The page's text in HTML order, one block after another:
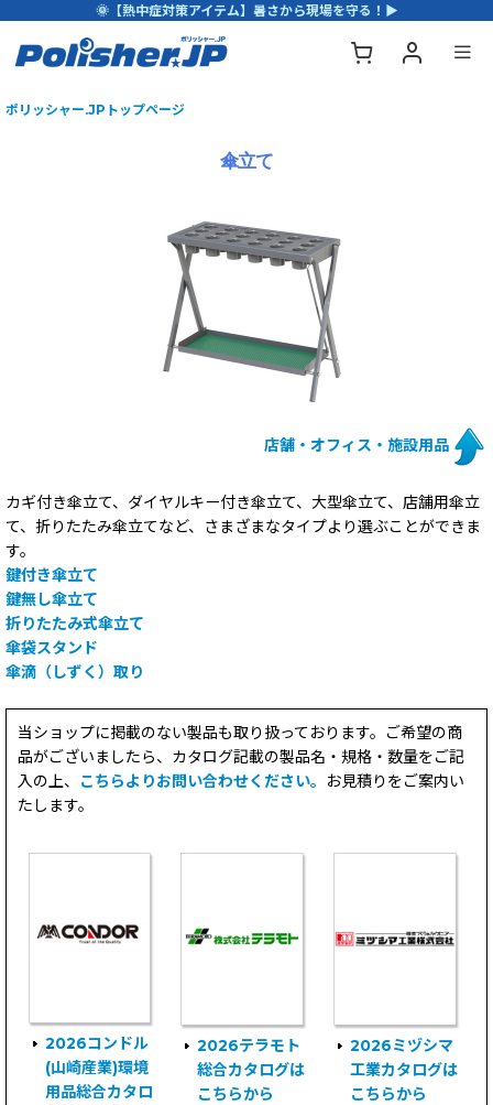
🌞【熱中症対策アイテム】暑さから現場を守る！▶
ポリッシャー.JPトップページ
傘立て
店舗・オフィス・施設用品
カギ付き傘立て、ダイヤルキー付き傘立て、大型傘立て、店舗用傘立
て、折りたたみ傘立てなど、さまざまなタイプより選ぶことができま
す。
鍵付き傘立て
鍵無し傘立て
折りたたみ式傘立て
傘袋スタンド
傘滴（しずく）取り
当ショップに掲載のない製品も取り扱っております。ご希望の商
品がございましたら、カタログ記載の製品名・規格・数量をご記
入の上、
こちらよりお問い合わせください。
お見積りをご案内い
たします。
2026コンドル
(山崎産業)環境
用品総合カタロ
2026テラモト
総合カタログは
こちらから
2026ミヅシマ
工業カタログは
こちらから